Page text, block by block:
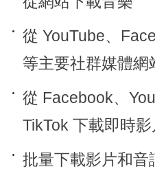
從 YouTube、
等主要社群媒體網
從 Facebook、
TikTok 下載即時影
批量下載影片和音